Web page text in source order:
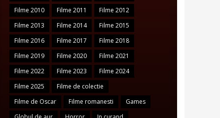
Filme 2010
Filme 2011
Filme 2012
Filme 2013
Filme 2014
Filme 2015
Filme 2016
Filme 2017
Filme 2018
Filme 2019
Filme 2020
Filme 2021
Filme 2022
Filme 2023
Filme 2024
Filme 2025
Filme de colectie
Filme de Oscar
Filme romanesti
Games